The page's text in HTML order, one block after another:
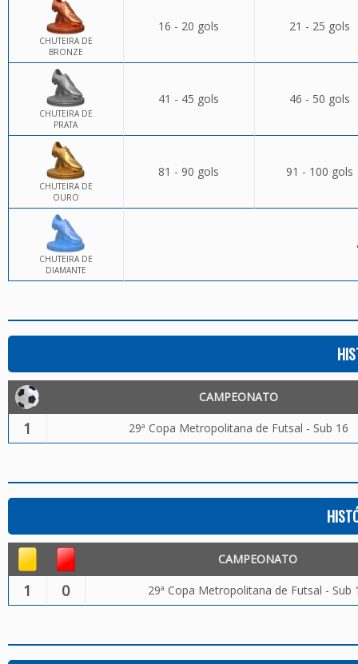
CHUTEIRA DE
BRONZE
16 - 20 gols 21 - 25 gols
CHUTEIRA DE
PRATA
41 - 45 gols 46 - 50 gols
CHUTEIRA DE
OURO
81 - 90 gols 91 - 100 gols
CHUTEIRA DE
DIAMANTE
CAMPEONATO
1 29ª Copa Metropolitana de Futsal - Sub 16
CAMPEONATO
1 0 29ª Copa Metropolitana de Futsal - Sub